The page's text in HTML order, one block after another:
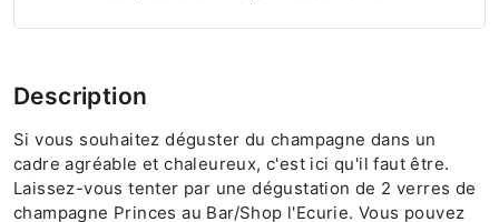
Description
Si vous souhaitez déguster du champagne dans un
cadre agréable et chaleureux, c'est ici qu'il faut être.
Laissez-vous tenter par une dégustation de 2 verres de
champagne Princes au Bar/Shop l'Ecurie. Vous pouvez